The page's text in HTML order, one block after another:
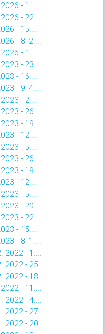
- 1....
- 22....
- 15....
- 8. 2....
- 1....
- 23....
- 16....
- 9. 4....
- 2....
- 26....
- 19....
- 12....
- 5....
- 26....
- 19....
- 12....
- 5....
- 29....
- 22....
- 15....
- 8. 1....
- 1....
- 25....
- 18....
- 11....
- 4....
- 27....
- 20....